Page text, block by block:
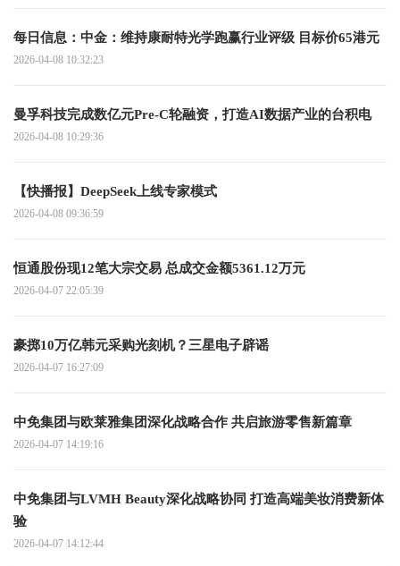
每日信息：中金：维持康耐特光学跑赢行业评级 目标价65港元
2026-04-08 10:32:23
曼孚科技完成数亿元Pre-C轮融资，打造AI数据产业的台积电
2026-04-08 10:29:36
【快播报】DeepSeek上线专家模式
2026-04-08 09:36:59
恒通股份现12笔大宗交易 总成交金额5361.12万元
2026-04-07 22:05:39
豪掷10万亿韩元采购光刻机？三星电子辟谣
2026-04-07 16:27:09
中免集团与欧莱雅集团深化战略合作 共启旅游零售新篇章
2026-04-07 14:19:16
中免集团与LVMH Beauty深化战略协同 打造高端美妆消费新体
验
2026-04-07 14:12:44